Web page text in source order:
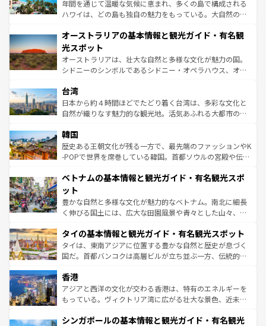
ストーン国立公園といった絶景が堪能できる。さらに、南
文化が魅力。旅行者はアメリカの各地域で異なる魅力を楽
しみながら、その多様性と豊かな歴史を感じることができ
るだろう。車でのロードトリップや列車の旅も、アメリカ
ならではの贅沢な旅のスタイルだ。 なお、新着のアメリカ
情報は コンテンツ一覧 を参照してほしい。
年間を通じて温暖な気候に恵まれ、多くの島で構成される
ハワイは、どの島も独自の魅力をもっている。大自然の神
ワイ島は見逃せない。また、定番の観光地といえばオアフ
島だが、静かな自然を求めるならマウイ島やカウアイ島が
おすすめ。エメラルドグリーンに輝く海をはじめ、豊かな
文化や歴史が息づいている。「アロハスピリット」と呼ば
人々、おいしいローカルフードやハワイアンミュージッ
ク、伝統的なフラダンスなど、すべてがハワイの魅力を彩
っている。訪れるたびに新しい発見と感動が待っているハ
はコンテンツ一覧
オーストラリアの基本情報と観光ガイド・有名観
光スポット
オーストラリアは、壮大な自然と多様な文化が魅力の国。
シドニーのシンボルであるシドニー・オペラハウス、オー
リアリーフや大陸中央部にそびえるウルル（エアーズロッ
ク）、タスマニアの美しい原生林やケアンズの熱帯雨林な
ど、見どころがたくさん。また、カフェやワイン、オージ
いる。アクティビティも充実しており、サーフィンやダイ
ビング、ハイキングなど、アウトドア好きにはたまらな
い。オーストラリアの多彩な魅力を存分に味わいつくそ
参照してほしい。
台湾
日本から約４時間ほどでたどり着く台湾は、多彩な文化と
自然が織りなす魅力的な観光地。活気あふれる大都市の台
ン）、静ひつな山岳地帯である台湾東部など、都市の喧騒
と山間の静けさが共存しており、訪れる人に新しい発見と
驚きをもたらしてくれる。また、奥深い台湾の食文化も魅
容にもいいと評判のスイーツなど、バラエティ豊かな料理
照してほしい。
韓国
歴史ある王朝文化が残る一方で、最先端のファッションやK
-POPで世界を席巻している韓国。首都ソウルの宮殿や伝統
き、地方に足を延ばせば四季折々の自然美を楽しむことが
できる。そして、キムチや焼肉、絶品のストリートフード
まで、さまざまな韓国料理が待っている。夜には、韓国な
らではのナイトライフも堪能できる。あたたかいホスピタ
わってみてほしい。 なお、新着の韓国情報はコンテンツ一
覧 を参照してほしい。
ベトナムの基本情報と観光ガイド・有名観光スポ
ット
豊かな自然と多様な文化が魅力的なベトナム。南北に細長
く伸びる国土には、広大な田園風景や青々とした山々、世
急速な発展と共に伝統が息づく。ハノイの古い町並みやホ
ーチミン市のフランス統治時代の建物も、独特の雰囲気を
醸し出している。また、バラエティの豊かさとおいしさで
とつ。フォーやバインミー、ベトナムコーヒーなどは、ぜ
ひ現地で味わいたい。どの地域を訪れてもあたたかい人々
が旅行者を迎えてくれるので、きっと忘れられない旅にな
参照してほしい。
タイの基本情報と観光ガイド・有名観光スポット
タイは、東南アジアに位置する豊かな自然と歴史が息づく
国だ。首都バンコクは高層ビルが立ち並ぶ一方、伝統的な
の活気が交差している。北部ではチェンマイなどの山岳地
帯で自然と触れ合い、南部ではプーケットやクラビの美し
いビーチでリゾート気分を楽しむことができる。タイ料理
激する。気候は一年中温暖で、どの季節にも異なる楽しみ
香港
アジアと西洋の文化が交わる香港は、特有のエネルギーを
もっている。ヴィクトリア湾に広がる壮大な景色、近未来
み、どこを訪れても感動するはず。観光スポットが密集し
シンガポールの基本情報と観光ガイド・有名観光